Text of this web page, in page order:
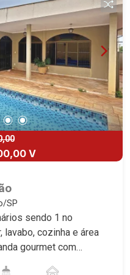
V
SP
sendo 1 no
lavabo, cozinha e área
gourmet com